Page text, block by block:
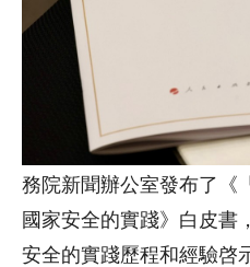
務院新聞辦公室發布了《
國家安全的實踐》白皮書
安全的實踐歷程和經驗啓